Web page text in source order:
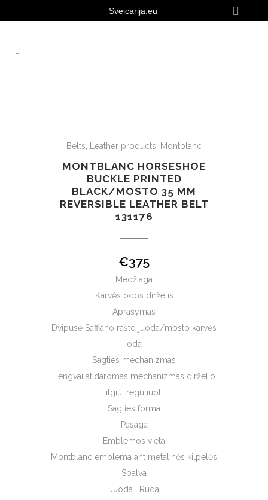
Sveicarija.eu
Belts Leather products Montblanc
MONTBLANC HORSESHOE
BUCKLE PRINTED
BLACK/MOSTO 35 MM
REVERSIBLE LEATHER BELT
131176
€375
Medžiaga
Karvės odos dirželis
Aprašymas
Dvipusė Saffiano rašto juoda/mosto karvės
oda
Sagties mechanizmas
Lengvai atidaromas mechanizmas dirželio
ilgiui reguliuoti
Sagties forma
Pasaga
Emblemos vieta
Montblanc emblema ant metalinės kilpelės
Spalva
Juoda | Ruda